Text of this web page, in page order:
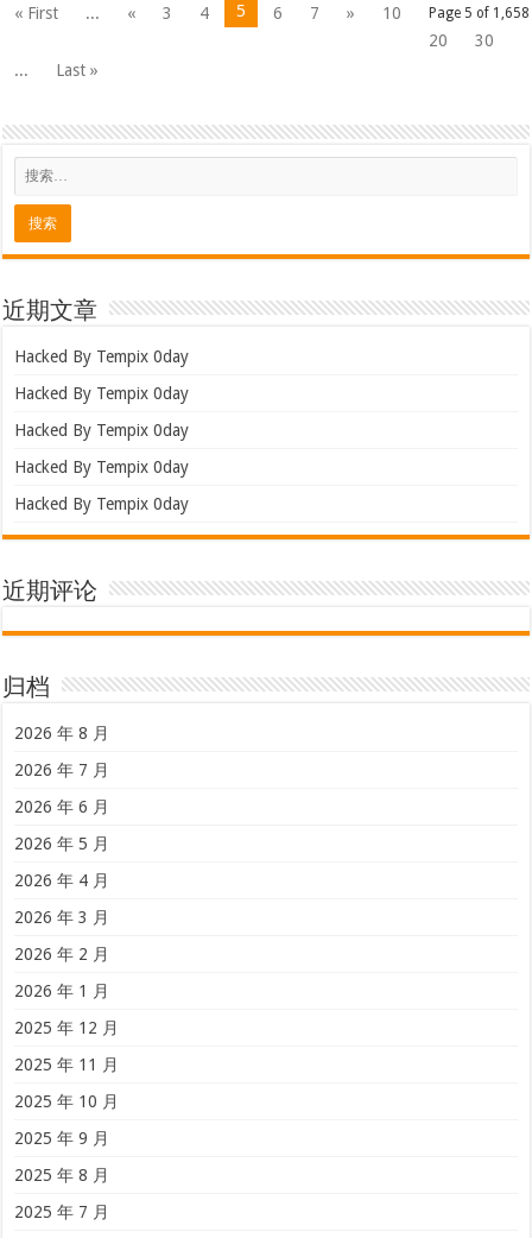
Page 5 of 1,658
« First ... « 3 4 5 6 7 »
10
20
30
...
Last »
近期文章
Hacked By Tempix 0day
Hacked By Tempix 0day
Hacked By Tempix 0day
Hacked By Tempix 0day
Hacked By Tempix 0day
近期评论
归档
2026 年 8 月
2026 年 7 月
2026 年 6 月
2026 年 5 月
2026 年 4 月
2026 年 3 月
2026 年 2 月
2026 年 1 月
2025 年 12 月
2025 年 11 月
2025 年 10 月
2025 年 9 月
2025 年 8 月
2025 年 7 月